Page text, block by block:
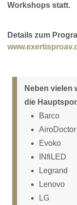
Workshops statt.
Details zum
Neben vielen
die
Barco
AiroDoctor
Evoko
INfiLED
Legrand
Lenovo
LG